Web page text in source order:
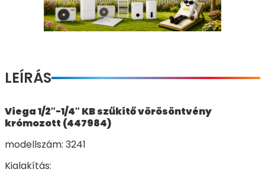
LEÍRÁS
Viega 1/2″-1/4″ KB szűkítő vörösöntvény
krómozott (447984)
modellszám: 3241
Kialakítás: